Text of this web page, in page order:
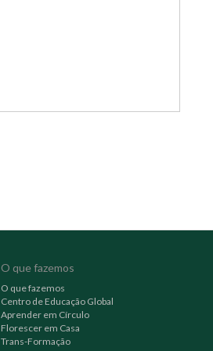
O que fazemos
O que fazemos
Centro de Educação Global
Aprender em Círculo
Florescer em Casa
Trans-Formação